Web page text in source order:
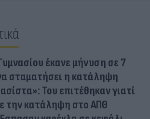
έκανε μήνυση σε 7
σταματήσει η κατάληψη
Του επιτέθηκαν γιατί
την κατάληψη στο ΑΠΘ